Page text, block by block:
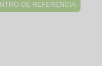
DE REFERENCIA